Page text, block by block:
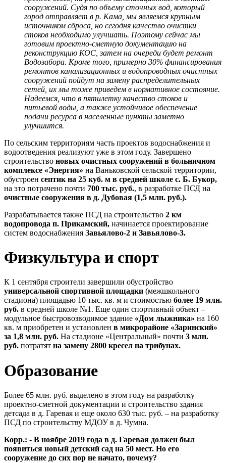
сооружений. Судя по объему сточных вод, который
город отправляет в р. Кама, мы являемся крупным
источником сброса, но сегодня качество очистки
стоков необходимо улучшать. Поэтому сейчас мы
готовим проектно-сметную документацию на
реконструкцию КОС, затем на очереди будет ремонт
Водозабора. Кроме того, примерно 30% финансирования
ремонтов канализационных и водопроводных очистных
сооружений пойдут на замену распределительных
сетей, их мы тоже приведем в нормативное состояние.
Надеемся, что в пятилетку качество стоков и
питьевой воды, а также устойчивое обеспечение
подачи ресурса в населенные пункты заметно
улучшится.
По сельским территориям часть проектов водоснабжения и
водоотведения реализуют уже в этом году. Завершено
строительство новых очистных сооружений в больничном
комплексе «Энергия» на Ваньковской сельской территории,
обустроен септик на 25 куб. м в средней школе с. Б. Букор,
на это потрачено почти 700 тыс. руб., в разработке ПСД на
очистные сооружения в д. Дубовая (1,5 млн. руб.).
Разрабатывается также ПСД на строительство 2 км
водопровода п. Прикамский, начинается проектирование
систем водоснабжения Завьялово-2 и Завьялово-3.
Физкультура и спорт
К 1 сентября строители завершили обустройство
универсальной спортивной площадки (межшкольного
стадиона) площадью 10 тыс. кв. м и стоимостью более 19 млн.
руб. в средней школе №1. Еще один спортивный объект –
модульное быстровозводимое здание «Дом лыжника» на 160
кв. м приобретен и установлен в микрорайоне «Заринский»
за 1,8 млн. руб. На стадионе «Центральный» почти 3 млн.
руб. потратят на замену 2800 кресел на трибунах.
Образование
Более 65 млн. руб. выделено в этом году на разработку
проектно-сметной документации и строительство здания
детсада в д. Гаревая и еще около 630 тыс. руб. – на разработку
ПСД по строительству МДОУ в д. Чумна.
Корр.: - В ноябре 2019 года в д. Гаревая должен был
появиться новый детский сад на 50 мест. Но его
сооружение до сих пор не начато, почему?